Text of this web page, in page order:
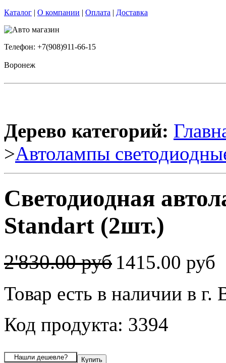
Каталог | О компании | Оплата | Доставка
Телефон: +7(908)911-66-15
Воронеж
Дерево категорий:
>Автолампы
Светодиодная
Standart (2шт.)
2'830.00 руб 1415.00 руб
Товар есть в наличии в г.
Код продукта: 3394